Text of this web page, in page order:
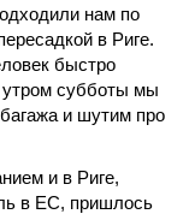
нам по
в Риге.
быстро
субботы мы
и шутим про
и в Риге,
в ЕС, пришлось